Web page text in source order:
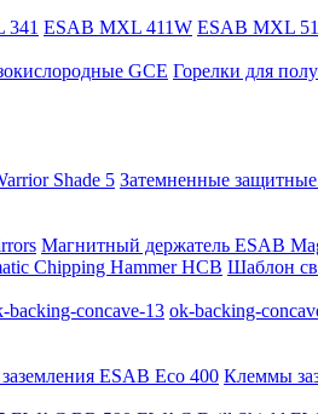
341 ESAB MXL 411W ESAB MXL
GCE Горелки для
Shade 5 Затемненные
Магнитный держатель ESAB
Chipping Hammer HCB Шаблон
backing-concave-13 ok-backing-
ESAB Eco 400 Клеммы